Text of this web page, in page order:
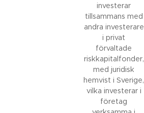
investerar
tillsammans med
andra investerare
i privat
förvaltade
riskkapitalfonder,
med juridisk
hemvist i Sverige,
vilka investerar i
företag